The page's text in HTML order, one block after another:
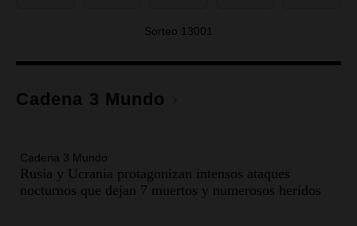
folclore en Córdoba
Audio.Trágico accidente en Mendoza: un muerto
y varios heridos tras caída de vehículos desde un
puente
Sorteo 13001
Cadena 3 Mundo
Cadena 3 Mundo
Rusia y Ucrania protagonizan intensos ataques
nocturnos que dejan 7 muertos y numerosos heridos